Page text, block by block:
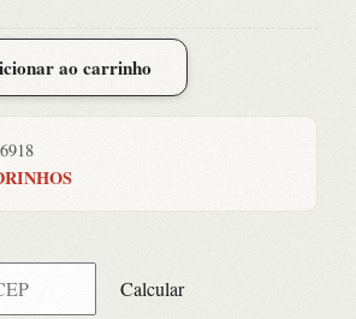
ao carrinho
Calcular